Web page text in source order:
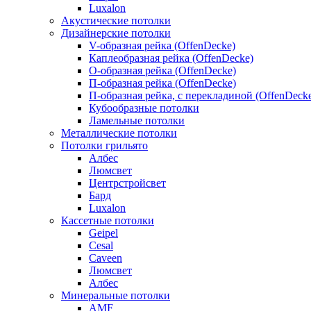
Luxalon
Акустические потолки
Дизайнерские потолки
V-образная рейка (OffenDecke)
Каплеобразная рейка (OffenDecke)
О-образная рейка (OffenDecke)
П-образная рейка (OffenDecke)
П-образная рейка, с перекладиной
Кубообразные потолки
Ламельные потолки
Металлические потолки
Потолки грильято
Албес
Люмсвет
Центрстройсвет
Бард
Luxalon
Кассетные потолки
Geipel
Cesal
Caveen
Люмсвет
Албес
Минеральные потолки
AMF